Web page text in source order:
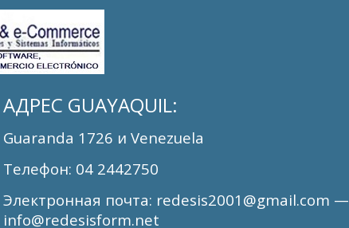
АДРЕС GUAYAQUIL:
Guaranda 1726 и Venezuela
Телефон: 04 2442750
Электронная почта: redesis2001@gmail.com —
info@redesisform.net